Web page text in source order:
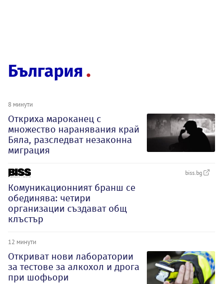
България
8 минути
Откриха мароканец с
множество наранявания край
Бяла, разследват незаконна
миграция
biss.bg
Комуникационният бранш се
обединява: четири
организации създават общ
клъстър
12 минути
Откриват нови лаборатории
за тестове за алкохол и дрога
при шофьори